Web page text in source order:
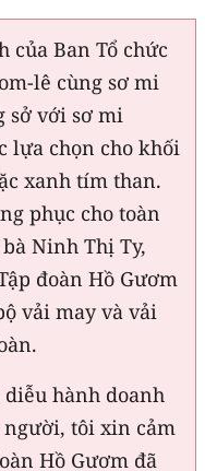
của Ban Tổ chức
lê cùng sơ mi
sở với sơ mi
lựa chọn cho khối
xanh tím than.
phục cho toàn
Ninh Thị Ty,
đoàn Hồ Gươm
vải may và vải
diễu hành doanh
tôi xin cảm
Hồ Gươm đã